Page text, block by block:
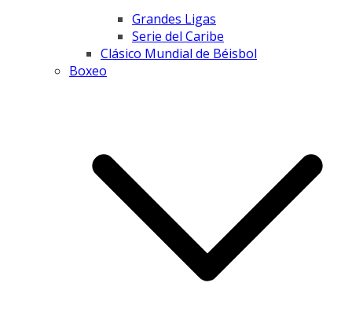
Grandes Ligas
Serie del Caribe
Clásico Mundial de Béisbol
Boxeo